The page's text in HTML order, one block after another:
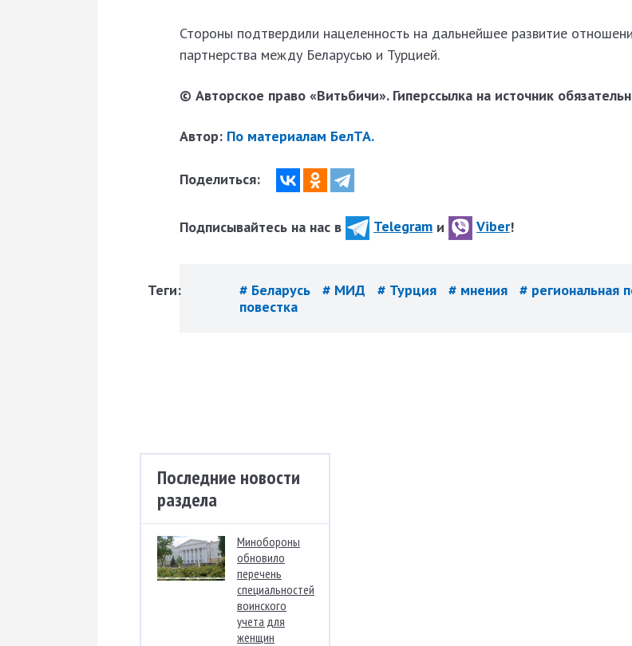
Стороны подтвердили нацеленность на дальнейшее развитие
партнерства между Беларусью и Турцией.
© Авторское право «Витьбичи». Гиперссылка на источник
Автор: По материалам БелТА.
Поделиться:
Подписывайтесь на нас в Telegram и Viber!
Теги: # Беларусь # МИД # Турция # мнения # региональная
повестка
Последние новости
раздела
Минобороны
обновило
перечень
специальностей
воинского
учета для
женщин